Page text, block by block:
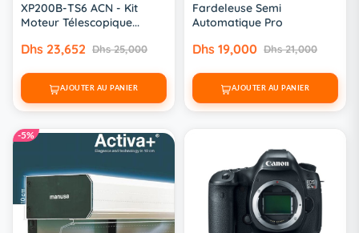
XP200B-TS6 ACN - Kit
Moteur Télescopique...
Dhs 23,652 Dhs 25,000
AJOUTER AU PANIER
Fardeleuse Semi
Automatique Pro
Dhs 19,000 Dhs 21,000
AJOUTER AU PANIER
-5%